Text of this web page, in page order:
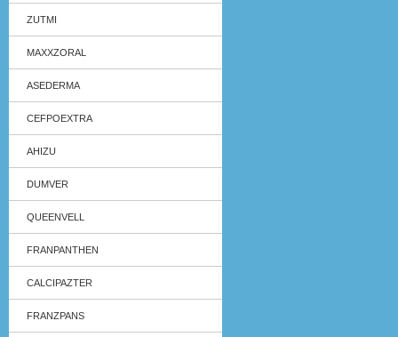
ZUTMI
MAXXZORAL
ASEDERMA
CEFPOEXTRA
AHIZU
DUMVER
QUEENVELL
FRANPANTHEN
CALCIPAZTER
FRANZPANS